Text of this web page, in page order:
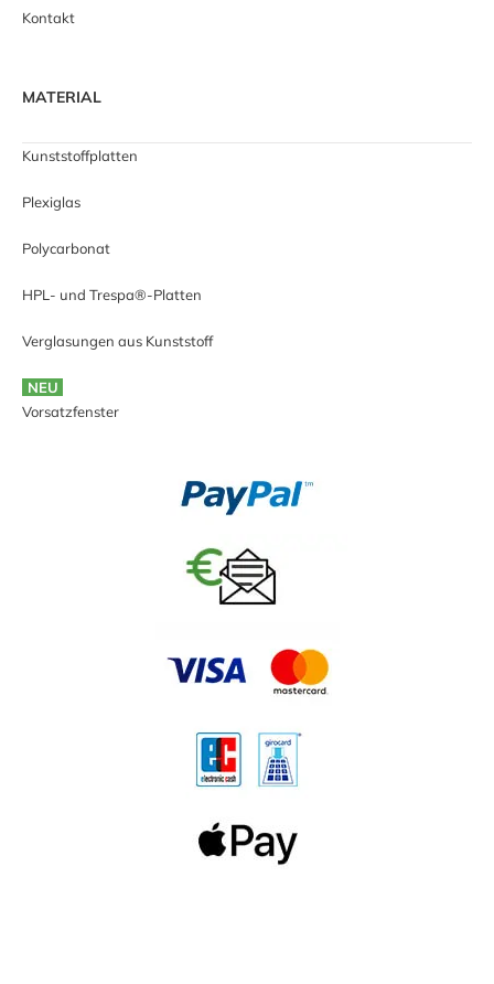
Kontakt
MATERIAL
Kunststoffplatten
Plexiglas
Polycarbonat
HPL- und Trespa®-Platten
Verglasungen aus Kunststoff
NEU
Vorsatzfenster